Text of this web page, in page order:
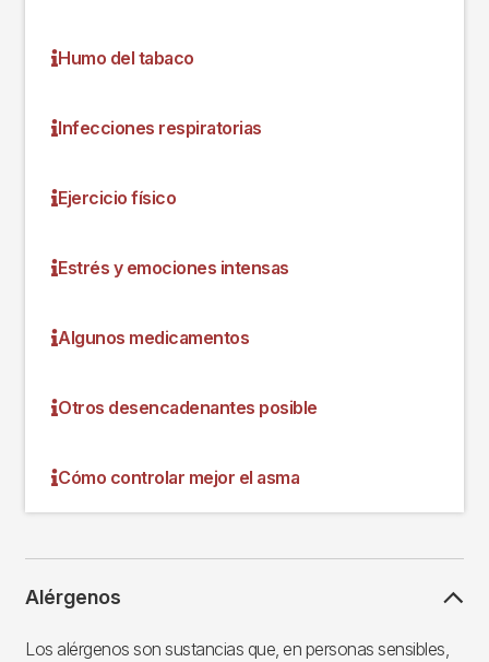
Humo del tabaco
Infecciones respiratorias
Ejercicio físico
Estrés y emociones intensas
Algunos medicamentos
Otros desencadenantes posible
Cómo controlar mejor el asma
Alérgenos
Los alérgenos son sustancias que, en personas sensibles,